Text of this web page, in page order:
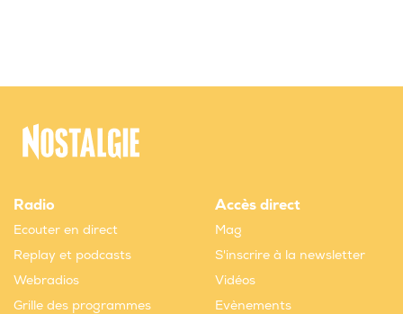
Radio
Ecouter en direct
Replay et podcasts
Webradios
Grille des programmes
Accès direct
Mag
S'inscrire à la newsletter
Vidéos
Evènements